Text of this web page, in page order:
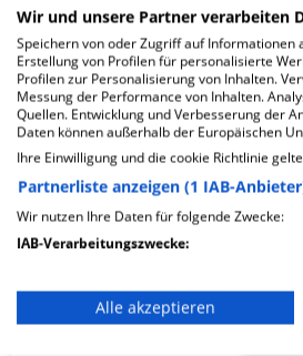
In dieser Klinik sind
via
ZfP
88214 Ravensburg
Wir und unsere Partner verarbeiten
Speichern von oder Zugriff auf Informationen
Erstellung von Profilen für personalisierte
Profilen zur Personalisierung von Inhalten.
Messung der Performance von Inhalten.
Quellen. Entwicklung und Verbesserung der
Daten können außerhalb der Europäischen
Ihre Einwilligung und die cookie Richtlinie
Partnerliste anzeigen (1 IAB-
Wir nutzen Ihre Daten für folgende Zwecke:
IAB-Verarbeitungszwecke:
Verwendung reduzierter Daten
Alle akzeptieren